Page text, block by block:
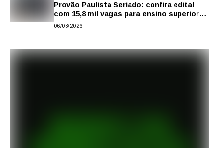
Provão Paulista Seriado: confira edital
com 15,8 mil vagas para ensino superior
público
06/08/2026